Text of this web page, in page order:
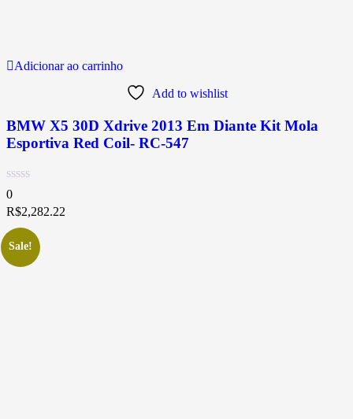
Adicionar ao carrinho
Add to wishlist
BMW X5 30D Xdrive 2013 Em Diante Kit Mola
Esportiva Red Coil- RC-547
0
R$2,282.22
Sale!